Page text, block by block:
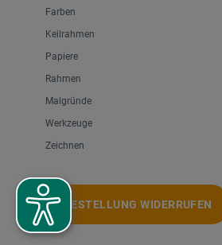
Verlag Kiepenheuer &
Farben
Keilrahmen
Papiere
Rahmen
Malgründe
Werkzeuge
Zeichnen
BESTELLUNG WIDERRUFEN